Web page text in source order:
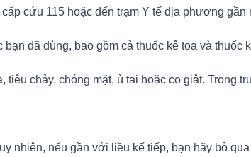
cứu 115 hoặc đến trạm Y tế địa phương gần
đã dùng, bao gồm cả thuốc kê toa và thuốc
chảy, chóng mặt, ù tai hoặc co giật. Trong
nhiên, nếu gần với liều kế tiếp, bạn hãy bỏ